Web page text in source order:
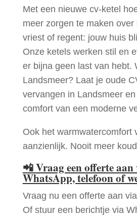
Met een nieuwe cv-ketel
meer zorgen te maken over
vriest of regent: jouw huis
Onze ketels werken stil en
er bijna geen last van hebt.
Landsmeer? Laat je oude
vervangen in Landsmeer
comfort van een moderne
Ook het warmwatercomfort
aanzienlijk. Nooit meer
📲Vraag een offerte aan
WhatsApp, telefoon of
Vraag nu een offerte aan
Of stuur een berichtje via